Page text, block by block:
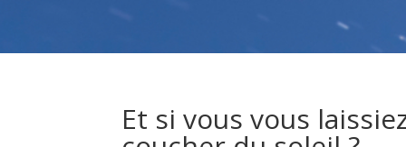
Et si vous vous